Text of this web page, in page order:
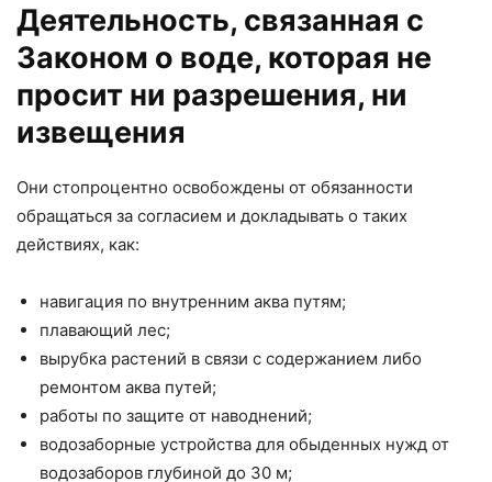
Деятельность, связанная с
Законом о воде, которая не
просит ни разрешения, ни
извещения
Они стопроцентно освобождены от обязанности
обращаться за согласием и докладывать о таких
действиях, как:
навигация по внутренним аква путям;
плавающий лес;
вырубка растений в связи с содержанием либо
ремонтом аква путей;
работы по защите от наводнений;
водозаборные устройства для обыденных нужд от
водозаборов глубиной до 30 м;